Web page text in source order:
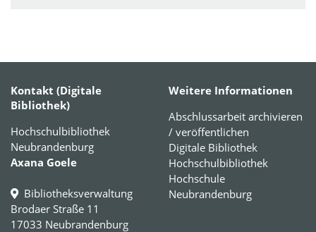
Kontakt (Digitale
Bibliothek)
Hochschulbibliothek
Neubrandenburg
Axana Goele
Bibliotheksverwaltung
Brodaer Straße 11
17033 Neubrandenburg
Weitere Informationen
Abschlussarbeit archivieren
/ veröffentlichen
Digitale Bibliothek
Hochschulbibliothek
Hochschule
Neubrandenburg